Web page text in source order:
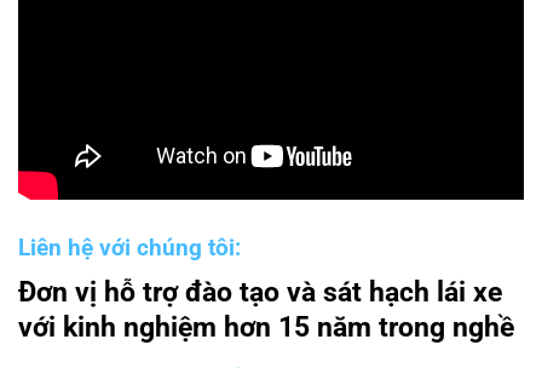
Liên hệ với chúng tôi:
Đơn vị hỗ trợ đào tạo và sát hạch lái xe
với kinh nghiệm hơn 15 năm trong nghề